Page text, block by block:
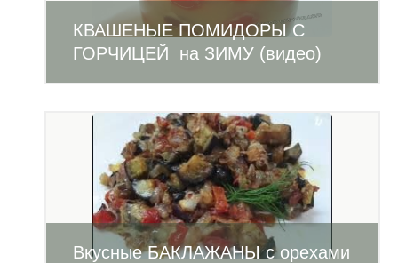
КВАШЕНЫЕ ПОМИДОРЫ С
ГОРЧИЦЕЙ на ЗИМУ (видео)
Вкусные БАКЛАЖАНЫ с орехами